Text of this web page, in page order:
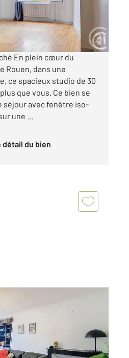
En plein cœur du
Rouen, dans une
ce spacieux studio de 30
que vous. Ce bien se
séjour avec fenêtre iso-
une ...
détail du bien
à louer